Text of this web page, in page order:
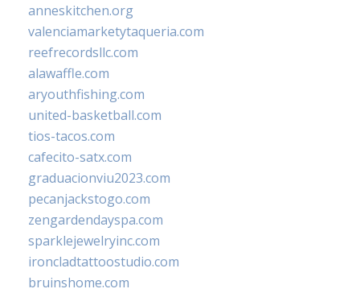
anneskitchen.org
valenciamarketytaqueria.com
reefrecordsllc.com
alawaffle.com
aryouthfishing.com
united-basketball.com
tios-tacos.com
cafecito-satx.com
graduacionviu2023.com
pecanjackstogo.com
zengardendayspa.com
sparklejewelryinc.com
ironcladtattoostudio.com
bruinshome.com